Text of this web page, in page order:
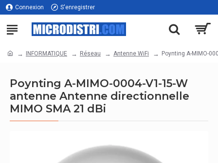
Connexion S'enregistrer
INFORMATIQUE Réseau Antenne WiFi Poynting A-MIMO-
Poynting A-MIMO-0004-V1-15-W
antenne Antenne directionnelle
MIMO SMA 21 dBi